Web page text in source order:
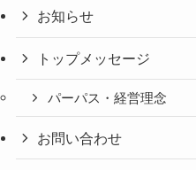
お知らせ
トップメッセージ
パーパス・経営理念
お問い合わせ